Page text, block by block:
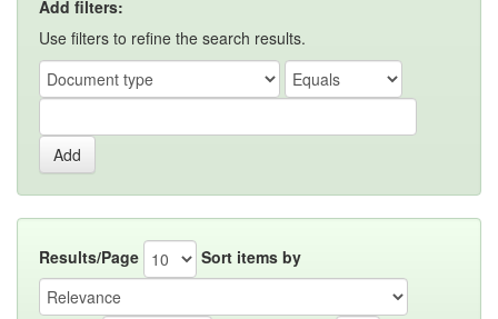
Add filters:
Use filters to refine the search results.
Results/Page Sort items by